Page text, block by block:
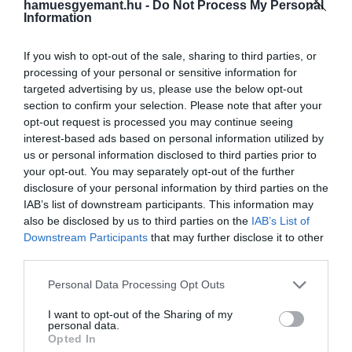
hamuesgyemant.hu - Do Not Process My Personal
Information
If you wish to opt-out of the sale, sharing to third parties, or
processing of your personal or sensitive information for
targeted advertising by us, please use the below opt-out
section to confirm your selection. Please note that after your
opt-out request is processed you may continue seeing
interest-based ads based on personal information utilized by
us or personal information disclosed to third parties prior to
your opt-out. You may separately opt-out of the further
disclosure of your personal information by third parties on the
IAB’s list of downstream participants. This information may
also be disclosed by us to third parties on the IAB’s List of
Downstream Participants that may further disclose it to other
Please note that this website/app uses one or more Google
not limited to your visit or usage behaviour. You may click to
grant or deny consent to Google and its third-party tags to
use your data for below specified purposes in below Google
Personal Data Processing Opt Outs
I want to opt-out of the Sharing of my
personal data.
Opted In